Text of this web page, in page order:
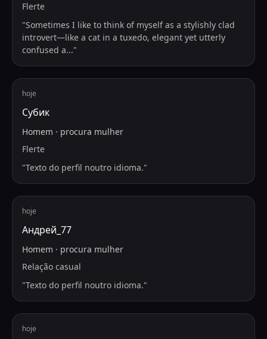
Flerte
"Sometimes I like to think of myself as a stylishly clad
introvert—like a cat in a tuxedo, elegant yet utterly
confused a..."
hoje
Субик
Homem · procura mulher
Flerte
"Texto do perfil noutro idioma."
hoje
Андрей_77
Homem · procura mulher
Relação casual
"Texto do perfil noutro idioma."
hoje